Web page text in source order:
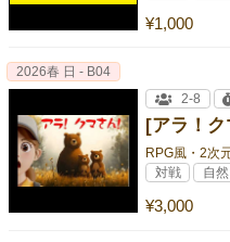
¥1,000
[アラ！
RPG風・2次
¥3,000
2026春 日 - B04
2-8
対戦 自然